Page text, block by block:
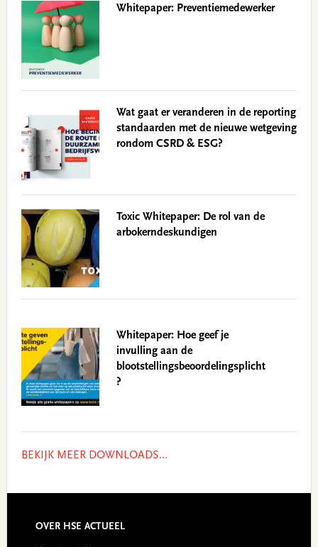
Whitepaper: Preventiemedewerker
Wat gaat er veranderen in de reporting
standaarden met de nieuwe wetgeving
rondom CSRD & ESG?
Toxic Whitepaper: De rol van de
arbokerndeskundigen
Whitepaper: Hoe geef je
invulling aan de
blootstellingsbeoordelingsplicht
?
BEKIJK MEER DOWNLOADS...
Footer
OVER HSE ACTUEEL